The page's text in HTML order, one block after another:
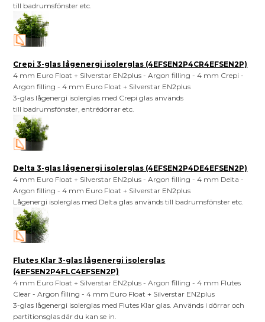
till badrumsfönster etc.
Crepi 3-glas lågenergi isolerglas (4EFSEN2P4CR4EFSEN2P)
4 mm Euro Float + Silverstar EN2plus - Argon filling - 4 mm Crepi -
Argon filling - 4 mm Euro Float + Silverstar EN2plus
3-glas lågenergi isolerglas med Crepi glas används
till badrumsfönster, entrédörrar etc.
Delta 3-glas lågenergi isolerglas (4EFSEN2P4DE4EFSEN2P)
4 mm Euro Float + Silverstar EN2plus - Argon filling - 4 mm Delta -
Argon filling - 4 mm Euro Float + Silverstar EN2plus
Lågenergi isolerglas med Delta glas används till badrumsfönster etc.
Flutes Klar 3-glas lågenergi isolerglas
(4EFSEN2P4FLC4EFSEN2P)
4 mm Euro Float + Silverstar EN2plus - Argon filling - 4 mm Flutes
Clear - Argon filling - 4 mm Euro Float + Silverstar EN2plus
3-glas lågenergi isolerglas med Flutes Klar glas. Används i dörrar och
partitionsglas där du kan se in.